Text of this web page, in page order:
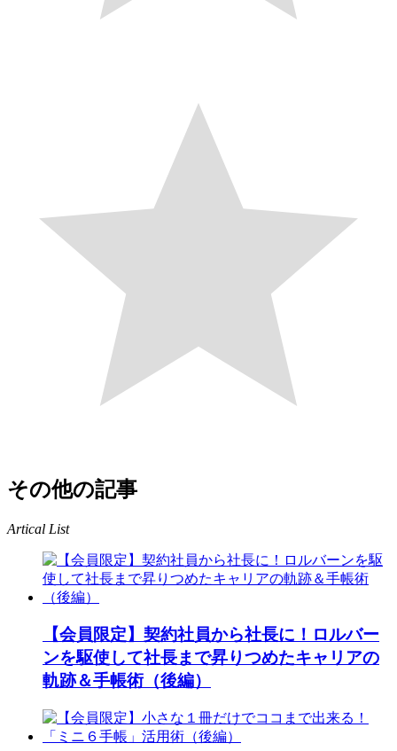
その他の記事
Artical List
【会員限定】契約社員から社長に！ロルバー
ンを駆使して社長まで昇りつめたキャリアの
軌跡＆手帳術（後編）